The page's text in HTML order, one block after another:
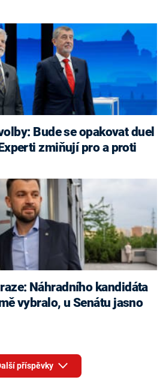
zmiňují pro a proti
Náhradního kandidáta
vybralo, u Senátu jasno
příspěvky